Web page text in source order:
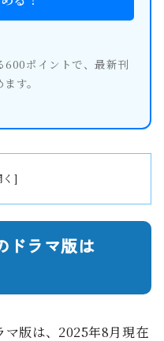
ポイントで、最新刊
す。
ドラマ版は
マ版は、2025年8月現在